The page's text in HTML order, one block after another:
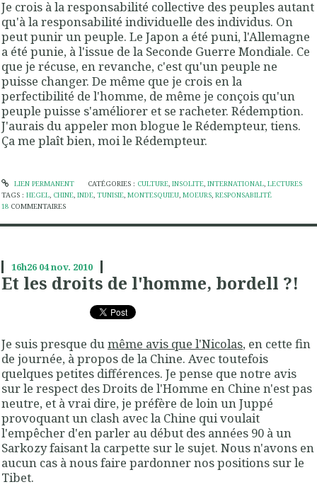
Je crois à la responsabilité collective des peuples autant
qu'à la responsabilité individuelle des individus. On
peut punir un peuple. Le Japon a été puni, l'Allemagne
a été punie, à l'issue de la Seconde Guerre Mondiale. Ce
que je récuse, en revanche, c'est qu'un peuple ne
puisse changer. De même que je crois en la
perfectibilité de l'homme, de même je conçois qu'un
peuple puisse s'améliorer et se racheter. Rédemption.
J'aurais du appeler mon blogue le Rédempteur, tiens.
Ça me plaît bien, moi le Rédempteur.
LIEN PERMANENT CATÉGORIES : CULTURE, INSOLITE, INTERNATIONAL, LECTURES
TAGS : HEGEL, CHINE, INDE, TUNISIE, MONTESQUIEU, MOEURS, RESPONSABILITÉ
18 COMMENTAIRES
16h26 04nov. 2010
Et les droits de l'homme, bordell ?!
Je suis presque dumême avis que l'Nicolas, en cette fin
de journée, à propos de la Chine. Avec toutefois
quelques petites différences. Je pense que notre avis
sur le respect des Droits de l'Homme en Chine n'est pas
neutre, et à vrai dire, je préfère de loin un Juppé
provoquant un clash avec la Chine qui voulait
l'empêcher d'en parler au début des années 90 à un
Sarkozy faisant la carpette sur le sujet. Nous n'avons en
aucun cas à nous faire pardonner nos positions sur le
Tibet.